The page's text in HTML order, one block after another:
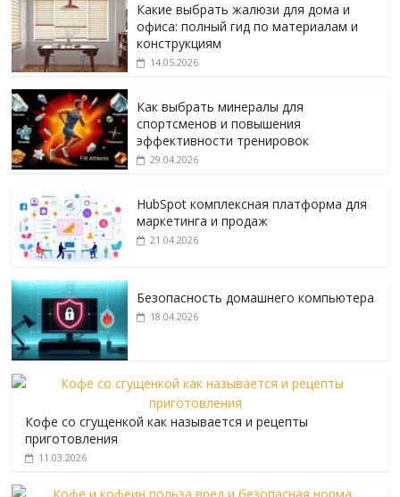
Какие выбрать жалюзи для дома и
офиса: полный гид по материалам и
конструкциям
14.05.2026
Как выбрать минералы для
спортсменов и повышения
эффективности тренировок
29.04.2026
HubSpot комплексная платформа для
маркетинга и продаж
21.04.2026
Безопасность домашнего компьютера
18.04.2026
Кофе со сгущенкой как называется и рецепты
приготовления
11.03.2026